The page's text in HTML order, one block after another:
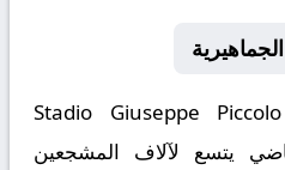
Stadio Giuseppe Piccolo
يتسع لآلاف المشجعين